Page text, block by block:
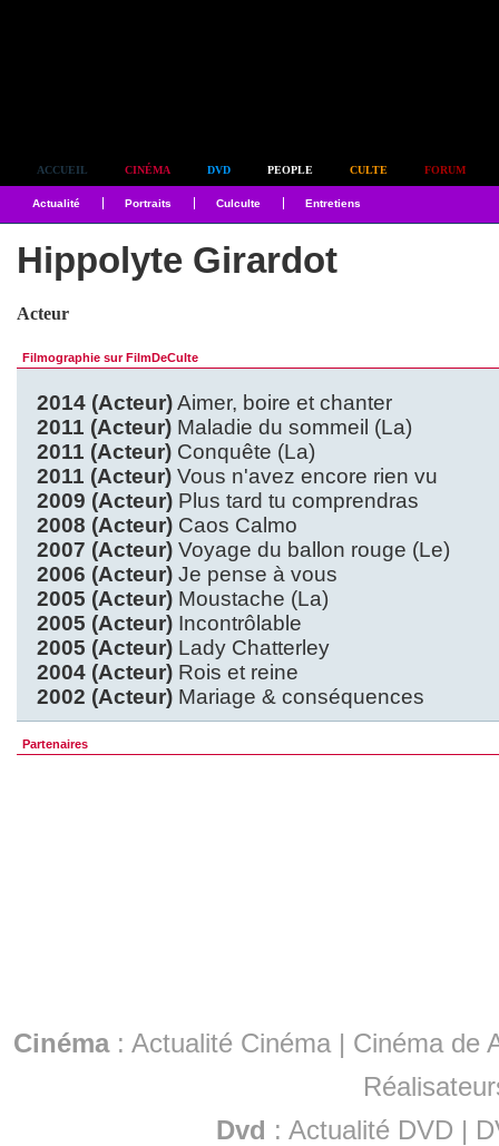
ACCUEIL CINÉMA DVD PEOPLE CULTE FORUM
Actualité Portraits Culculte Entretiens
Hippolyte Girardot
Acteur
Filmographie sur FilmDeCulte
2014 (Acteur)Aimer, boire et chanter
2011 (Acteur) Maladie du sommeil (La)
2011 (Acteur) Conquête (La)
2011 (Acteur) Vous n'avez encore rien vu
2009 (Acteur) Plus tard tu comprendras
2008 (Acteur) Caos Calmo
2007 (Acteur) Voyage du ballon rouge (Le)
2006 (Acteur) Je pense à vous
2005 (Acteur) Moustache (La)
2005 (Acteur) Incontrôlable
2005 (Acteur) Lady Chatterley
2004 (Acteur) Rois et reine
2002 (Acteur) Mariage & conséquences
Partenaires
Cinéma: Actualité Cinéma | Cinéma de
Dvd : Actualité DVD |